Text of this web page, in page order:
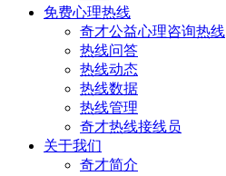
免费心理热线
奇才公益心理咨询热线
热线问答
热线动态
热线数据
热线管理
奇才热线接线员
关于我们
奇才简介